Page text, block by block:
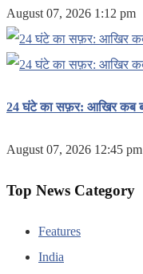
August 07, 2026 1:12 pm
24 घंटे का सफ़र: आखिर कब
August 07, 2026 12:45 pm
Top News Category
Features
India